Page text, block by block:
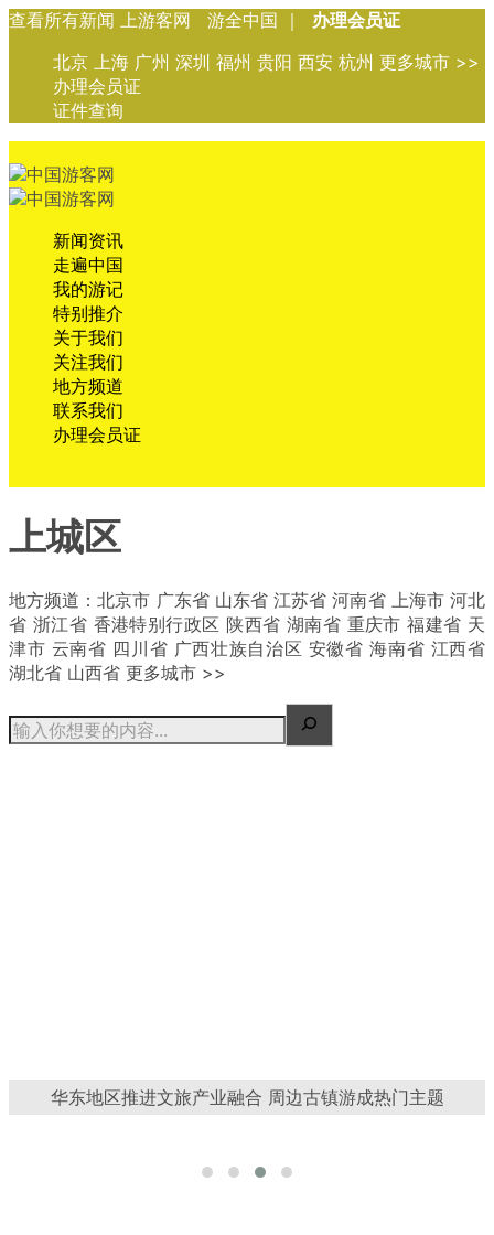
查看所有新闻 上游客网 游全中国 ｜
办理会员证
北京 上海 广州 深圳 福州 贵阳 西安 杭州 更多城市 >>
办理会员证
证件查询
新闻资讯
走遍中国
我的游记
特别推介
关于我们
关注我们
地方频道
联系我们
办理会员证
上城区
地方频道：北京市 广东省 山东省 江苏省 河南省 上海市 河北
省 浙江省 香港特别行政区 陕西省 湖南省 重庆市 福建省 天
津市 云南省 四川省 广西壮族自治区 安徽省 海南省 江西省
湖北省 山西省 更多城市 >>
华东地区推进文旅产业融合 周边古镇游成热门主题